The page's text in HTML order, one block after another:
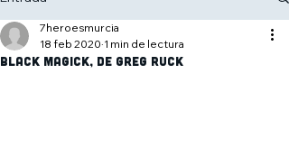
Black Magick, de Greg Ruck
7heroesmurcia
18 feb 2020 1 min de lectura